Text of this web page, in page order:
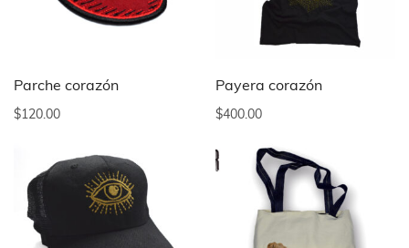
Parche corazón
$120.00
Payera corazón
$400.00